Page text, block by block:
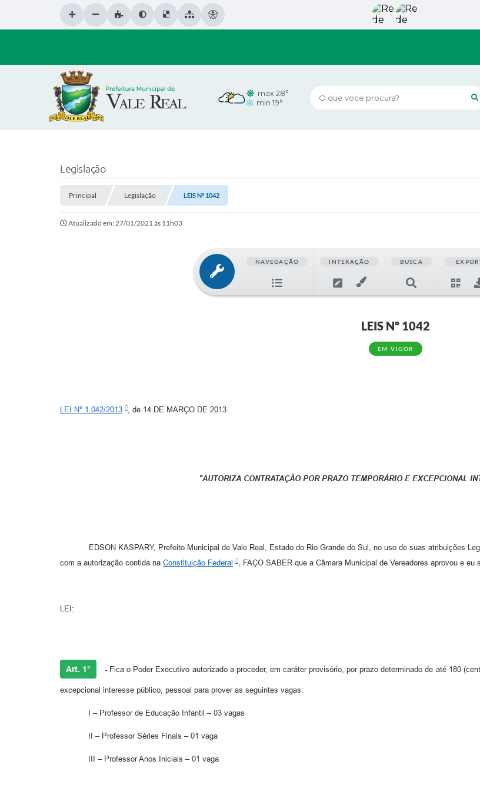
O que voce procura?
max 28°
min 19°
Legislação
Principal Legislação LEIS Nº 1042
Atualizado em: 27/01/2021 às 11h03
NAVEGAÇÃO INTERAÇÃO BUSCA
LEIS Nº 1042
EM VIGOR
LEI N° 1.042/2013 , de 14 DE MARÇO DE 2013.
"AUTORIZA CONTRATAÇÃO POR PRAZO TEMPORÁRIO E EXCEPCIONAL
EDSON KASPARY, Prefeito Municipal de Vale Real, Estado do Rio Grande do Sul, no uso de suas atribuições
com a autorização contida na Constituição Federal , FAÇO SABER que a Câmara Municipal de Vereadores aprovou e eu
LEI:
Art. 1° -Fica o Poder Executivo autorizado a proceder, em caráter provisório, por prazo determinado de até 180
excepcional interesse público, pessoal para prover as seguintes vagas:
I – Professor de Educação Infantil – 03 vagas
II – Professor Séries Finais – 01 vaga
III – Professor Anos Iniciais – 01 vaga